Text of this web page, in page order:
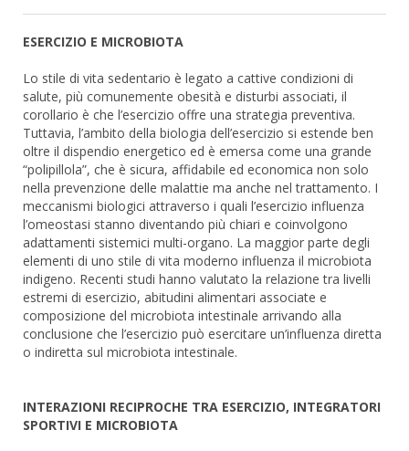
ESERCIZIO E MICROBIOTA
Lo stile di vita sedentario è legato a cattive condizioni di
salute, più comunemente obesità e disturbi associati, il
corollario è che l’esercizio offre una strategia preventiva.
Tuttavia, l’ambito della biologia dell’esercizio si estende ben
oltre il dispendio energetico ed è emersa come una grande
“polipillola”, che è sicura, affidabile ed economica non solo
nella prevenzione delle malattie ma anche nel trattamento. I
meccanismi biologici attraverso i quali l’esercizio influenza
l’omeostasi stanno diventando più chiari e coinvolgono
adattamenti sistemici multi-organo. La maggior parte degli
elementi di uno stile di vita moderno influenza il microbiota
indigeno. Recenti studi hanno valutato la relazione tra livelli
estremi di esercizio, abitudini alimentari associate e
composizione del microbiota intestinale arrivando alla
conclusione che l’esercizio può esercitare un’influenza diretta
o indiretta sul microbiota intestinale.
INTERAZIONI RECIPROCHE TRA ESERCIZIO, INTEGRATORI
SPORTIVI E MICROBIOTA